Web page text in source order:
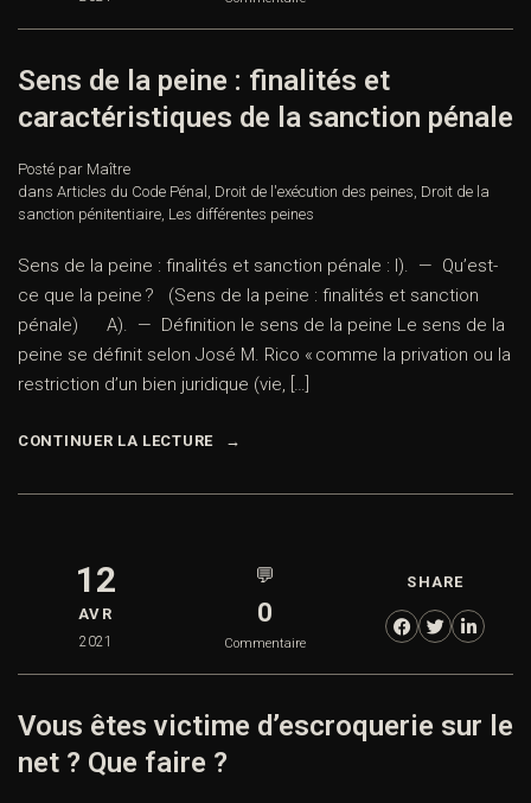
Sens de la peine : finalités et
caractéristiques de la sanction pénale
Posté par Maître
dans Articles du Code Pénal , Droit de l'exécution des peines, Droit de la
sanction pénitentiaire, Les différentes peines
Sens de la peine : finalités et sanction pénale : I). — Qu’est-
ce que la peine ? (Sens de la peine : finalités et sanction
pénale) A). — Définition le sens de la peine Le sens de la
peine se définit selon José M. Rico « comme la privation ou la
restriction d’un bien juridique (vie, […]
CONTINUER LA LECTURE
12
AVR
2021
💬
0
Commentaire
SHARE
Vous êtes victime d’escroquerie sur le
net ? Que faire ?